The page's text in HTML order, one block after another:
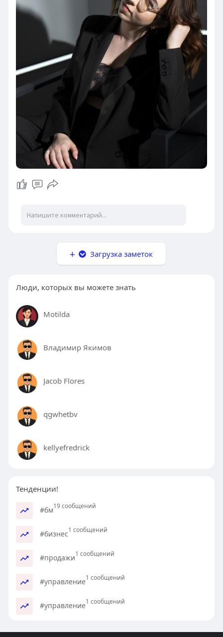
Загрузка заметок
Люди, которых вы можете знать
Motilda
Владимир Якимов
Jacob Flores
qgwhetbv
kellyefredrick
Тенденции!
#бм19 сообщений
#бизнес1 сообщений
#продажи1 сообщений
#управление1 сообщений
#управление1 сообщений